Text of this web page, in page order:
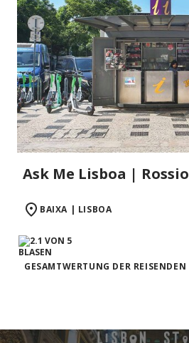
Ask Me Lisboa | Rossio
BAIXA | LISBOA
GESAMTWERTUNG DER REISENDEN